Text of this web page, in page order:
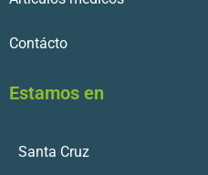
Contácto
Estamos en
Santa Cruz